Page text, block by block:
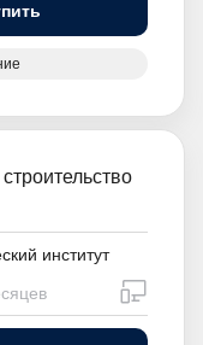
институт